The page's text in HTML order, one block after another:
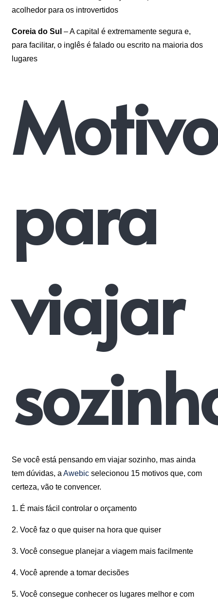
acolhedor para os introvertidos
Coreia do Sul – A capital é extremamente segura e,
para facilitar, o inglês é falado ou escrito na maioria dos
lugares
para
viajar
Se você está pensando em viajar sozinho, mas ainda
tem dúvidas, a Awebic selecionou 15 motivos que, com
certeza, vão te convencer.
1. É mais fácil controlar o orçamento
2. Você faz o que quiser na hora que quiser
3. Você consegue planejar a viagem mais facilmente
4. Você aprende a tomar decisões
5. Você consegue conhecer os lugares melhor e com